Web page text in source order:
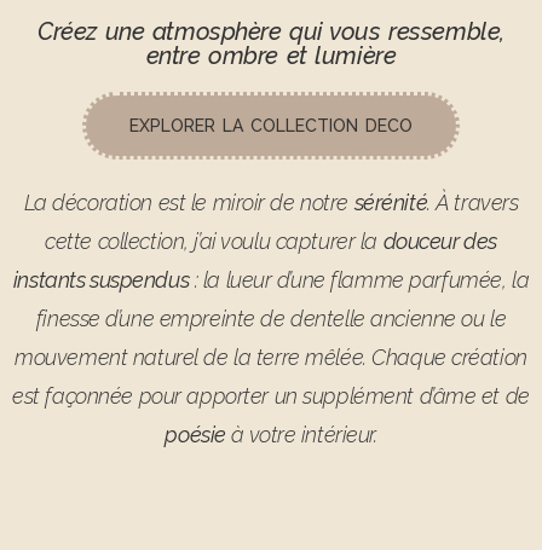
Créez une atmosphère qui vous ressemble,
entre ombre et lumière
EXPLORER LA COLLECTION DECO
La décoration est le miroir de notresérénité. À travers
cette collection, j’ai voulu capturer la douceur des
instants suspendus: la lueur d’une flamme parfumée, la
finesse d’une empreinte de dentelle ancienne ou le
mouvement naturel de la terre mêlée. Chaque création
est façonnée pour apporter un supplément d’âme et de
poésie à votre intérieur.